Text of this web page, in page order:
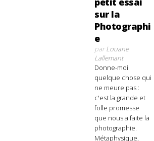
sur la
Photographi
e
parLouane
Lallemant
Donne-moi
quelque chose qui
ne meure pas :
c'est la grande et
folle promesse
que nous a faite la
photographie.
Métaphysique,